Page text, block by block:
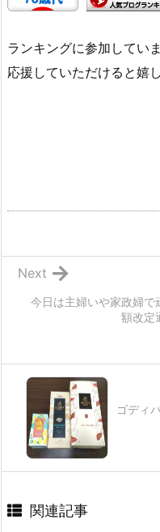
ランキングに参加していま
応援していただけると嬉
今日は主婦いや家政婦で
額改定
Next
ゴディ
関連記事